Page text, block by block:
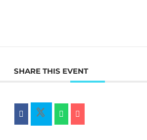
SHARE THIS EVENT